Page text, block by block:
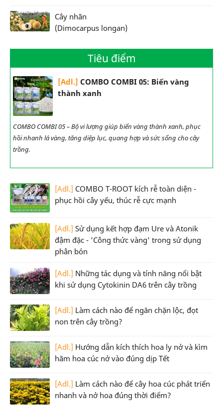
Cây nhãn
(Dimocarpus longan)
Tiêu điểm
[Adl.] COMBO COMBI 05: Biến vàng
thành xanh
COMBO COMBI 05 – Bộ vi lượng giúp biến vàng thành xanh, phục
hồi nhanh lá vàng, tăng diệp lục, quang hợp và sức sống cho cây
trồng.
[Adl.] COMBO T-ROOT kích rễ toàn diện -
phục hồi cây yếu, thúc rễ cực mạnh
[Adl.] Sử dụng kết hợp đạm Ure và Atonik
đậm đặc - 'Công thức vàng' trong sử dụng
phân bón
[Adl.] Những tác dụng và tính năng nổi bật
khi sử dụng Cytokinin DA6 trên cây trồng
[Adl.] Làm cách nào để ngăn chặn lộc, đọt
non trên cây trồng?
[Adl.] Hướng dẫn kích thích hoa ly nở và kìm
hãm hoa cúc nở vào đúng dịp Tết
[Adl.] Làm cách nào để cây hoa cúc phát triển
nhanh và nở hoa đúng thời điểm?